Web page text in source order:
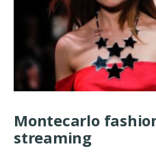
Montecarlo
streaming